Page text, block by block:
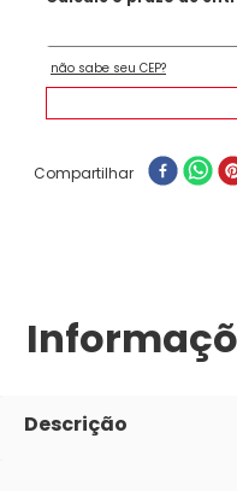
Compartilhar
Descrição